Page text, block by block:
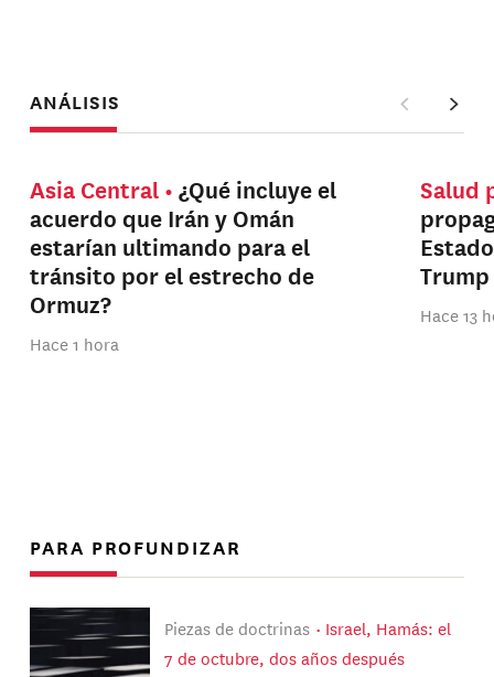
ANÁLISIS
Asia Central
¿Qué incluye el
acuerdo que Irán y Omán
estarían ultimando para el
tránsito por el estrecho de
Ormuz?
Hace 1 hora
Salud
Trump
Hace 13
PARA PROFUNDIZAR
Piezas de doctrinas
Israel, Hamás: el
7 de octubre, dos años después